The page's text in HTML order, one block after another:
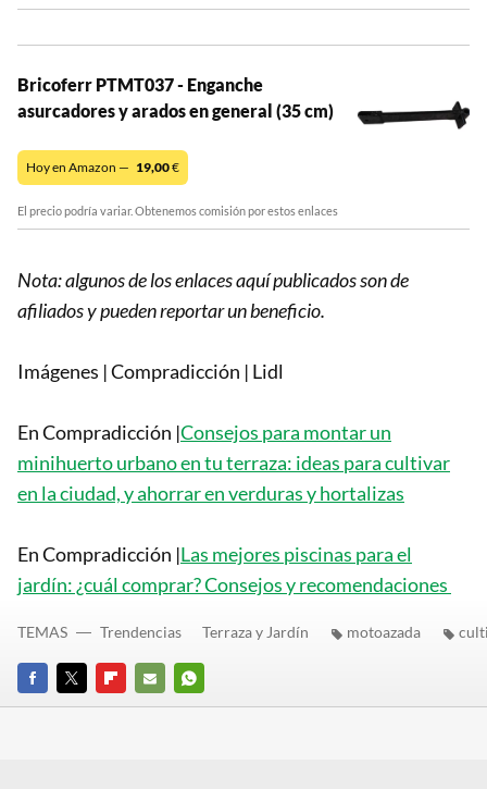
Bricoferr PTMT037 - Enganche
asurcadores y arados en general (35 cm)
Hoy en Amazon — 19,00€
El precio podría variar. Obtenemos comisión por estos enlaces
Nota: algunos de los enlaces aquí publicados son de
afiliados y pueden reportar un beneficio.
Imágenes | Compradicción | Lidl
En Compradicción |Consejos para montar un
minihuerto urbano en tu terraza: ideas para cultivar
en la ciudad, y ahorrar en verduras y hortalizas
En Compradicción |Las mejores piscinas para el
jardín: ¿cuál comprar? Consejos y recomendaciones
FACEBOOK
TWITTERFLIPBOARD
E-
WHATSAPP
TEMAS Trendencias Terraza y Jardín motoazada